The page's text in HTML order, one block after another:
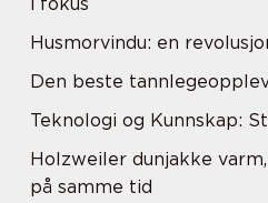
Husmorvindu: en
Den beste
Teknologi og Kunnskap:
Holzweiler dunjakke
på samme tid